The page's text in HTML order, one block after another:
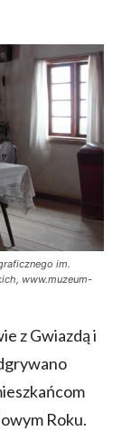
im.
www.muzeum-
z Gwiazdą i
Roku.